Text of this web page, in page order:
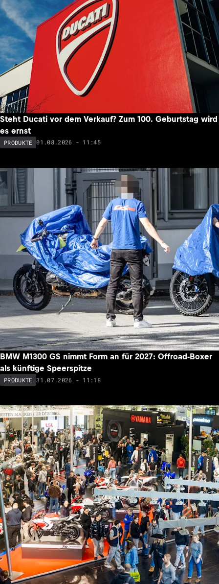
Steht Ducati vor dem Verkauf? Zum 100. Geburtstag wird
es ernst
PRODUKTE 01.08.2026 - 11:45
BMW M1300 GS nimmt Form an für 2027: Offroad-Boxer
als künftige Speerspitze
PRODUKTE 31.07.2026 - 11:18